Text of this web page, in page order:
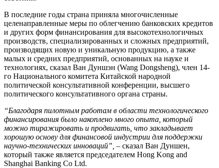
В последние годы страна приняла многочисленные
целенаправленные меры по облегчению банковских кредитов
и других форм финансирования для высокотехнологичных
производств, специализированных и сложных предприятий,
производящих новую и уникальную продукцию, а также
малых и средних предприятий, основанных на науке и
технологиях, сказал Ван Дуншэн (Wang Dongsheng), член 14-
го Национального комитета Китайской народной
политической консультативной конференции, высшего
политического консультативного органа страны.
“Благодаря пилотным работам в области технологического
финансирования было накоплено много опыта, который
можно тиражировать и продвигать, что закладывает
хорошую основу для финансовой индустрии для поддержки
научно-технических инноваций”, – сказал Ван Дуншен,
который также является председателем Hong Kong and
Shanghai Banking Co Ltd.